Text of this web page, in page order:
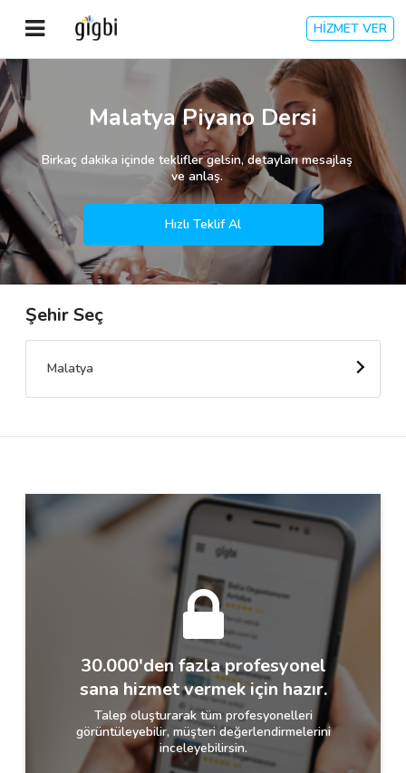
HİZMET VER
Anasayfa
Giriş Yap
Kayıt Ol
Kategoriler
🎈 Biz Kimiz?
🌟 Müşteri Değerlendirmeleri
İletişim
Kariyer
Malatya Piyano Dersi
Birkaç dakika içinde teklifler gelsin, detayları mesajlaş
ve anlaş.
Hızlı Teklif Al
Şehir Seç
Malatya
30.000'den fazla profesyonel
sana hizmet vermek için hazır.
Talep oluşturarak tüm profesyonelleri
görüntüleyebilir, müşteri değerlendirmelerini
inceleyebilirsin.